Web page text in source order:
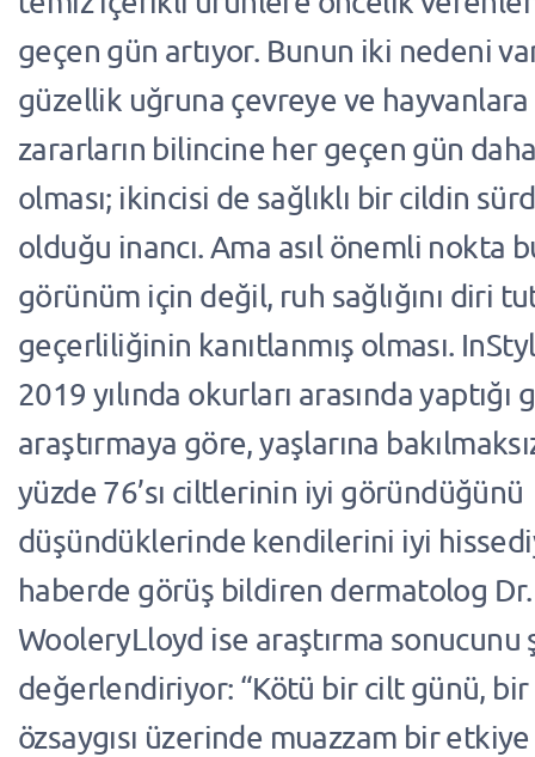
geçen gün artıyor. Bunun iki nedeni
güzellik uğruna çevreye ve
zararların bilincine her geçen gün
olması; ikincisi de sağlıklı bir cildin
olduğu inancı. Ama asıl önemli nokta
görünüm için değil, ruh sağlığını diri
geçerliliğinin kanıtlanmış olması.
2019 yılında okurları arasında yaptığı
araştırmaya göre, yaşlarına
yüzde 76’sı ciltlerinin iyi göründüğünü
düşündüklerinde kendilerini iyi
haberde görüş bildiren dermatolog
WooleryLloyd ise araştırma sonucunu
değerlendiriyor: “Kötü bir cilt günü, bir
özsaygısı üzerinde muazzam bir